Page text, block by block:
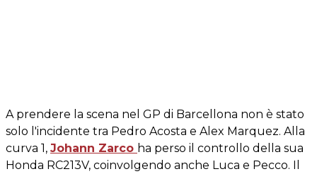
A prendere la scena nel GP di Barcellona non è stato
solo l'incidente tra Pedro Acosta e Alex Marquez. Alla
curva 1, Johann Zarco ha perso il controllo della sua
Honda RC213V, coinvolgendo anche Luca e Pecco. Il